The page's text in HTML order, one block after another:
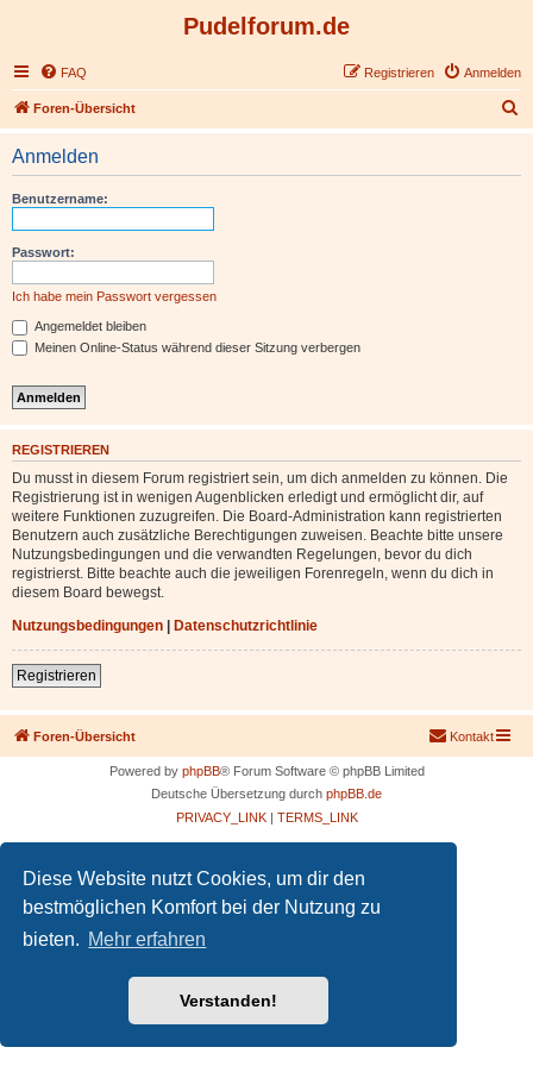
Diese Website nutzt Cookies, um dir den
bestmöglichen Komfort bei der Nutzung zu
bieten. Mehr erfahren
Verstanden!
Pudelforum.de
FAQ Anmelden
Registrieren
Foren-Übersicht
u
Anmelden
Benutzername:
Passwort:
Ich habe mein Passwort vergessen
Angemeldet bleiben
Meinen Online-Status während dieser Sitzung verbergen
REGISTRIEREN
Du musst in diesem Forum registriert sein, um dich anmelden zu können. Die
Registrierung ist in wenigen Augenblicken erledigt und ermöglicht dir, auf
weitere Funktionen zuzugreifen. Die Board-Administration kann registrierten
Benutzern auch zusätzliche Berechtigungen zuweisen. Beachte bitte unsere
Nutzungsbedingungen und die verwandten Regelungen, bevor du dich
registrierst. Bitte beachte auch die jeweiligen Forenregeln, wenn du dich in
diesem Board bewegst.
Nutzungsbedingungen | Datenschutzrichtlinie
Registrieren
Foren-Übersicht Kontakt
Powered by phpBB® Forum Software © phpBB Limited
Deutsche Übersetzung durch phpBB.de
PRIVACY_LINK| TERMS_LINK